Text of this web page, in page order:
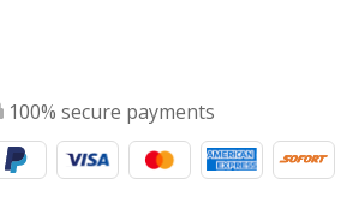
100% secure payments